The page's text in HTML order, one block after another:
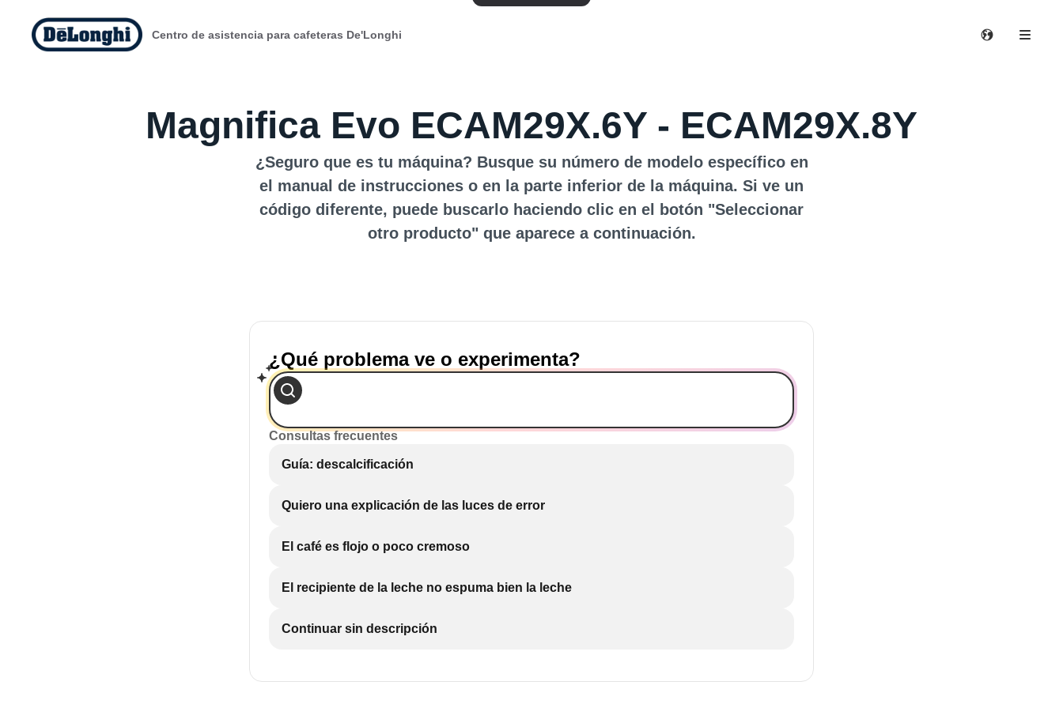
Centro de asistencia para cafeteras De'Longhi
Magnifica Evo ECAM29X.6Y - ECAM29X.8Y
¿Seguro que es tu máquina? Busque su número de modelo específico en
el manual de instrucciones o en la parte inferior de la máquina. Si ve un
código diferente, puede buscarlo haciendo clic en el botón "Seleccionar
otro producto" que aparece a continuación.
¿Qué problema ve o experimenta?
Consultas frecuentes
Guía: descalcificación
Quiero una explicación de las luces de error
El café es flojo o poco cremoso
El recipiente de la leche no espuma bien la leche
Continuar sin descripción